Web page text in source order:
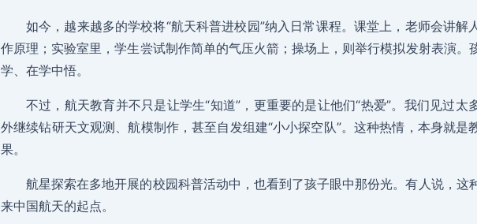
如今，越来越多的学校将“航天科普进校园”纳入日常课程。课堂上，老师会讲解
作原理；实验室里，学生尝试制作简单的气压火箭；操场上，则举行模拟发射表演。
学、在学中悟。
不过，航天教育并不只是让学生“知道”，更重要的是让他们“热爱”。我们见过太
外继续钻研天文观测、航模制作，甚至自发组建“小小探空队”。这种热情，本身就是
果。
航星探索在多地开展的校园科普活动中，也看到了孩子眼中那份光。有人说，这
来中国航天的起点。